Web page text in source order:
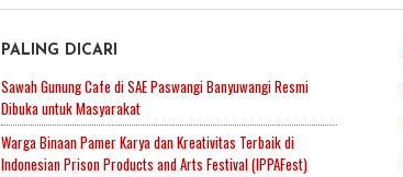
PALING DICARI
Sawah Gunung Cafe di SAE Paswangi Banyuwangi Resmi
Dibuka untuk Masyarakat
Warga Binaan Pamer Karya dan Kreativitas Terbaik di
Indonesian Prison Products and Arts Festival (IPPAFest)